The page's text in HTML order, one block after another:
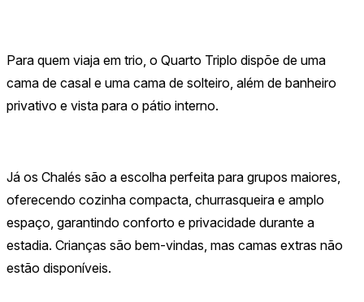
Para quem viaja em trio, o Quarto Triplo dispõe de uma
cama de casal e uma cama de solteiro, além de banheiro
privativo e vista para o pátio interno.
Já os Chalés são a escolha perfeita para grupos maiores,
oferecendo cozinha compacta, churrasqueira e amplo
espaço, garantindo conforto e privacidade durante a
estadia. Crianças são bem-vindas, mas camas extras não
estão disponíveis.